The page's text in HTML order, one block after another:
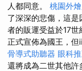
人都同意。 桃園外
了深深的悲傷，這
者的販運受益於17
正式宣佈為國王，但
骨導式助聽器 眼科
還將成為二世其他許